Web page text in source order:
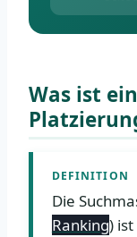
Was ist
DEFINITION
Die
Ranking)